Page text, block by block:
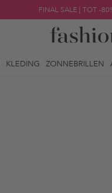
FINAL SALE | TOT -
KLEDING ZONNEBRILLEN